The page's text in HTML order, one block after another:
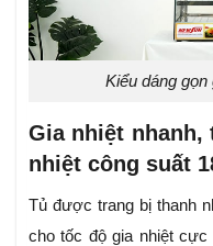
Kiểu dáng
Gia nhiệt nhanh,
nhiệt công suất
Tủ được trang bị thanh
cho tốc độ gia nhiệt